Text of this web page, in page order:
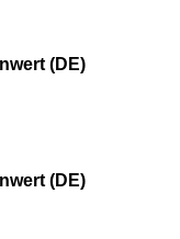
(DE)
(DE)